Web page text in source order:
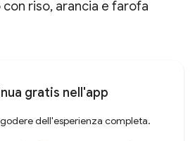
riso, arancia e farofa
gratis nell'app
dell'esperienza completa.